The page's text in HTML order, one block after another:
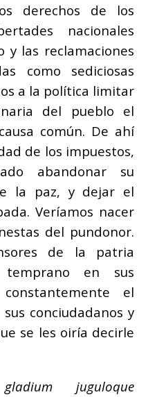
derechos de los
nacionales
y las reclamaciones
como sediciosas
a la política limitar
del pueblo el
común. De ahí
de los impuestos,
abandonar su
la paz, y dejar el
Veríamos nacer
del pundonor.
de la patria
en sus
el
conciudadanos y
se les oiría decirle
juguloque